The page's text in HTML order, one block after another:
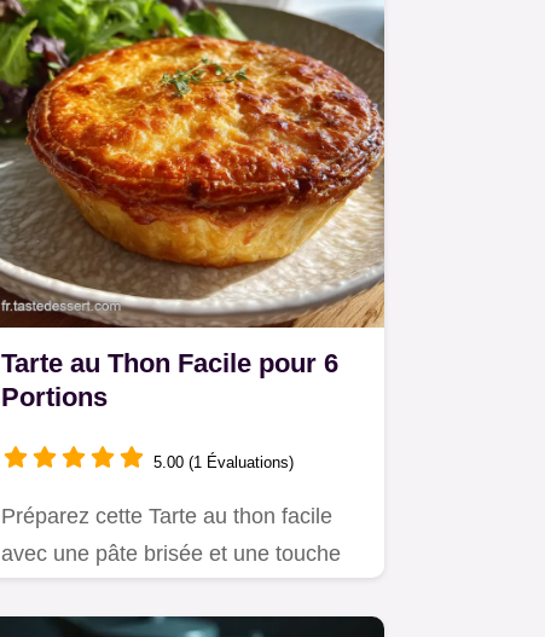
Tarte au Thon Facile pour 6
Portions
5.00 (1 Évaluations)
Préparez cette Tarte au thon facile
avec une pâte brisée et une touche